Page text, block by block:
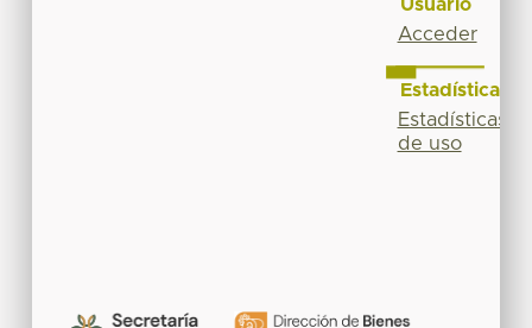
Usuario
Acceder
Estadísticas
Estadísticas
de uso